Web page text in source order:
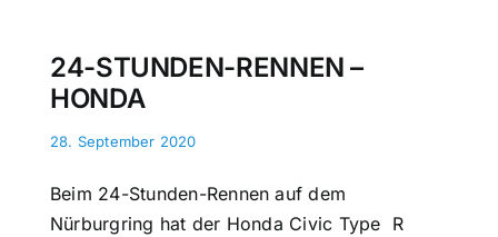
24-STUNDEN-RENNEN –
HONDA
28. September 2020
Beim 24-Stunden-Rennen auf dem
Nürburgring hat der Honda Civic Type R